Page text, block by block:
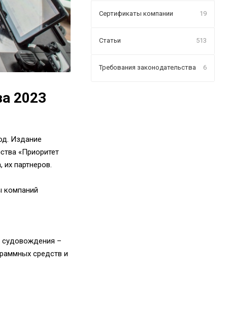
2023
Издание
«Приоритет
партнеров.
компаний
судовождения –
средств и
Сертификаты компании 19
Статьи 513
Требования законодательства 6